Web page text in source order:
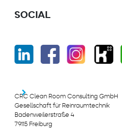
SOCIAL
CRC Clean Room Consulting GmbH
Gesellschaft für Reinraumtechnik
Badenweilerstraße 4
79115 Freiburg